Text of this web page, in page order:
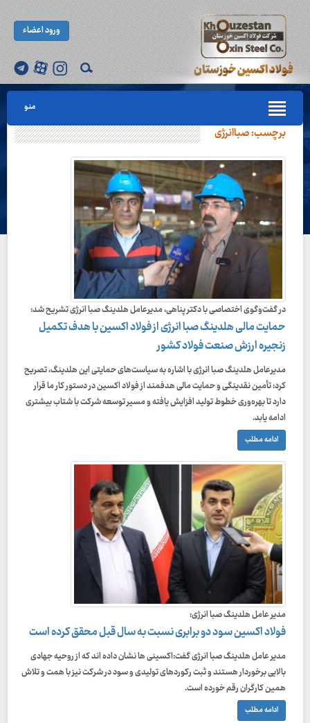
ورود اعضاء
منو
برچسب:صباانرژی
در گفت‌وگوی اختصاصی با دکتر پناهی، مدیرعامل هلدینگ صبا انرژی تشریح شد:
حمایت مالی هلدینگ صبا انرژی از فولاد اکسین با هدف تکمیل
زنجیره ارزش صنعت فولاد کشور
مدیرعامل هلدینگ صبا انرژی با اشاره به سیاست‌های حمایتی این هلدینگ، تصریح
کرد: تأمین نقدینگی و حمایت مالی هدفمند از فولاد اکسین در دستور کار ما قرار
دارد تا بهره‌وری خطوط تولید افزایش یافته و مسیر توسعه شرکت با شتاب بیشتری
ادامه یابد.
ادامه مطلب
مدير عامل هلدینگ صبا انرژی:
فولاد اکسین سود دو برابری نسبت به سال قبل محقق کرده است
مدير عامل هلدینگ صبا انرژی گفت:اکسینی ها نشان داده اند که از روحیه جهادی
بالایی برخوردار هستند و ثبت رکوردهای تولیدی و سود در شرکت نیز با همت و تلاش
همین کارگران رقم خورده است.
ادامه مطلب